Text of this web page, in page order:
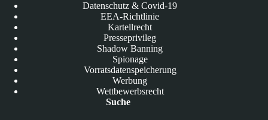
Datenschutz & Covid-19
EEA-Richtlinie
Kartellrecht
Presseprivileg
Shadow Banning
Spionage
Vorratsdatenspeicherung
Werbung
Wettbewerbsrecht
Suche